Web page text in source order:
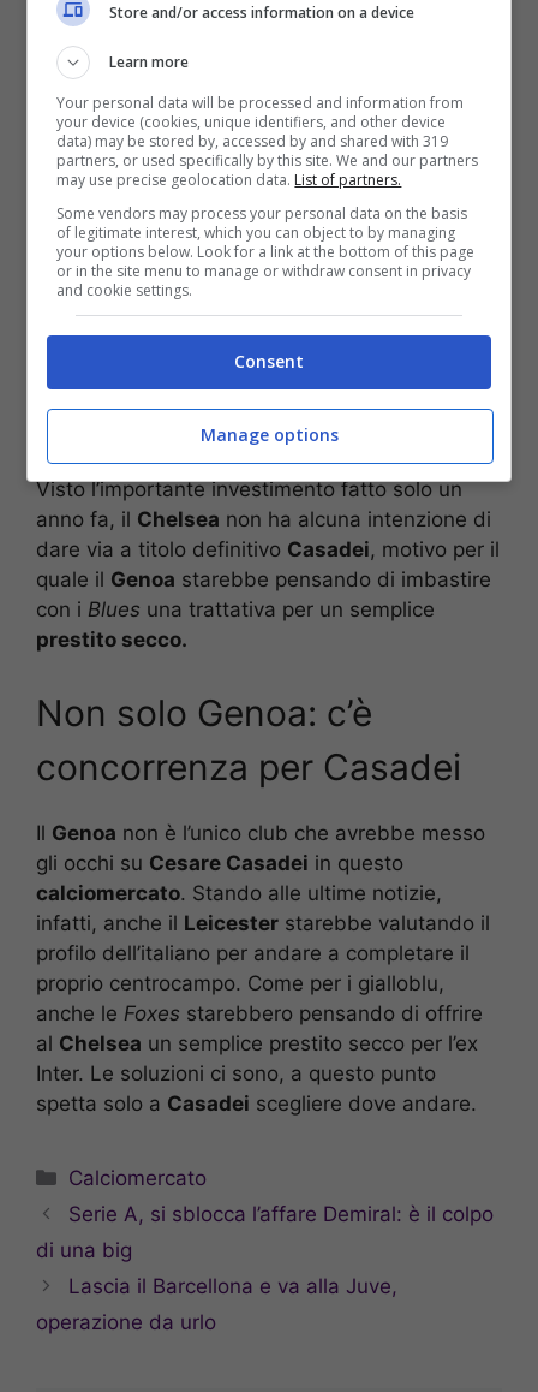
rosa di Alberto Giardino con innesti di qualità,
ed il ragazzo scuola Inter rispecchia appieno i
ha intenzione di investire.
Visto l’importante investimento fatto solo un
anno fa, il Chelsea non ha alcuna intenzione di
dare via a titolo definitivo Casadei, motivo per il
quale il Genoa starebbe pensando di imbastire
con i Blues una trattativa per un semplice
prestito secco.
Non solo Genoa: c’è
concorrenza per Casadei
Il Genoa non è l’unico club che avrebbe messo
gli occhi su Cesare Casadei in questo
calciomercato. Stando alle ultime notizie,
infatti, anche il Leicester starebbe valutando il
profilo dell’italiano per andare a completare il
proprio centrocampo. Come per i gialloblu,
anche le Foxes starebbero pensando di offrire
al Chelsea un semplice prestito secco per l’ex
Inter. Le soluzioni ci sono, a questo punto
spetta solo a Casadei scegliere dove andare.
Categorie
Calciomercato
Serie A, si sblocca l’affare Demiral: è il colpo
di una big
Lascia il Barcellona e va alla Juve,
operazione da urlo
Store and/or access information on a device
Learn more
Your personal data will be processed and information from
your device (cookies, unique identifiers, and other device
data) may be stored by, accessed by and shared with 319
partners, or used specifically by this site. We and our partners
may use precise geolocation data. List of partners.
Some vendors may process your personal data on the basis
of legitimate interest, which you can object to by managing
your options below. Look for a link at the bottom of this page
or in the site menu to manage or withdraw consent in privacy
and cookie settings.
Consent
Manage options